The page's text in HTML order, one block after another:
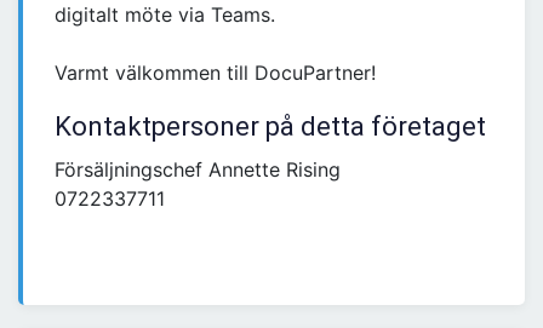
digitalt möte via Teams.
Varmt välkommen till DocuPartner!
Kontaktpersoner på detta företaget
Försäljningschef Annette Rising
0722337711